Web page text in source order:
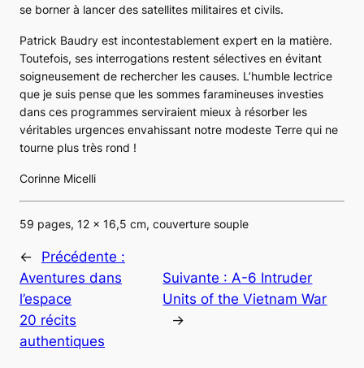
se borner à lancer des satellites militaires et civils.
Patrick Baudry est incontestablement expert en la matière.
Toutefois, ses interrogations restent sélectives en évitant
soigneusement de rechercher les causes. L’humble lectrice
que je suis pense que les sommes faramineuses investies
dans ces programmes serviraient mieux à résorber les
véritables urgences envahissant notre modeste Terre qui ne
tourne plus très rond !
Corinne Micelli
59 pages, 12 x 16,5 cm, couverture souple
←
Précédente :
Aventures dans
l’espace
20 récits
authentiques
Suivante : A-6 Intruder
Units of the Vietnam War
→